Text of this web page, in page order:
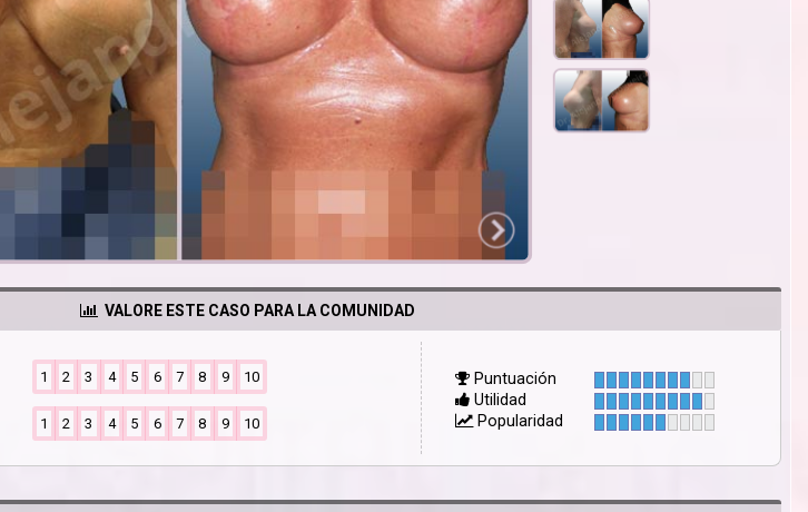
VALORE ESTE CASO PARA LA COMUNIDAD
1 2 3 4 5 6 7 8 9 10
1 2 3 4 5 6 7 8 9 10
Puntuación
Utilidad
Popularidad